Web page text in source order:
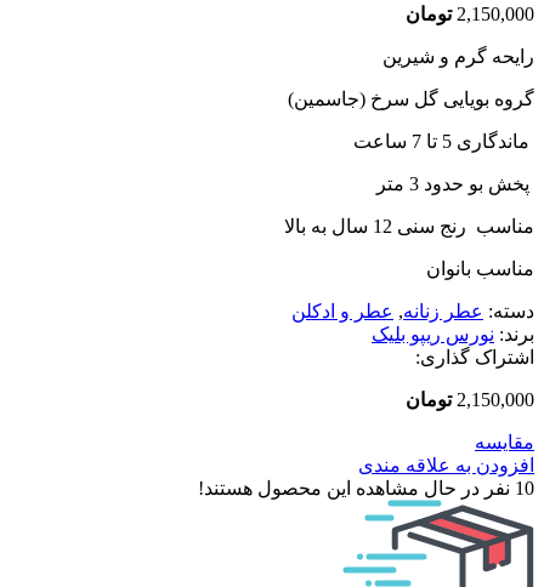
2,150,000 تومان
رایحه گرم و شیرین
گروه بویایی گل سرخ (جاسمین)
️ ماندگاری 5 تا 7 ساعت
️ پخش بو حدود 3 متر
م️ناسب رنج سنی 12 سال به بالا
مناسب بانوان
دسته: عطر زنانه, عطر و ادکلن
برند: نورس ریپو بلیک
اشتراک گذاری:
2,150,000 تومان
مقایسه
افزودن به علاقه مندی
10 نفر در حال مشاهده این محصول هستند!